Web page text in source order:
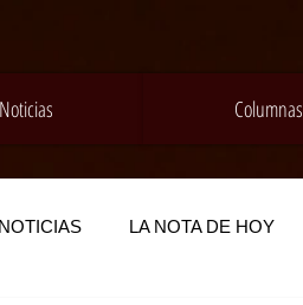
Noticias Columnas
NOTICIAS LA NOTA DE HOY